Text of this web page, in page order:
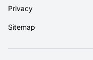
Privacy
Sitemap